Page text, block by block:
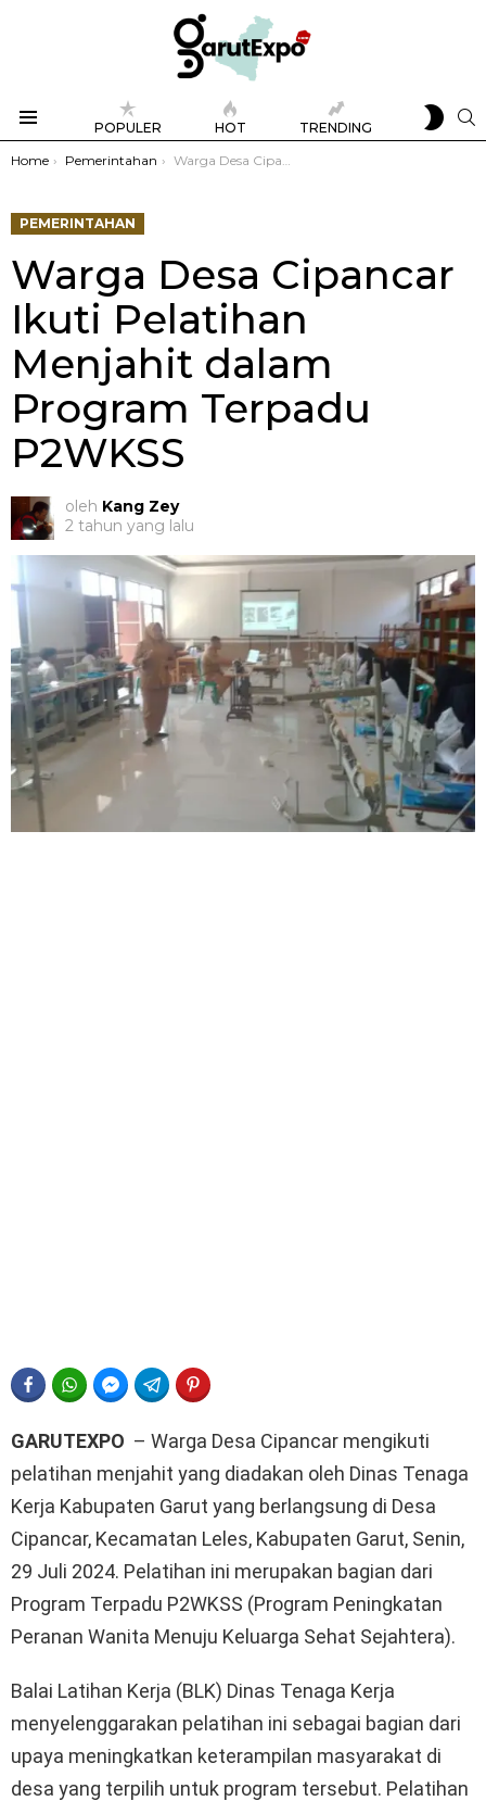
POPULER HOT TRENDING
SKIN
You are here:
Home Pemerintahan Warga Desa Cipancar Ikuti Pelatihan Menjahit dalam Program Terpadu P2WKSS
PEMERINTAHAN
Warga Desa Cipancar
Ikuti Pelatihan
Menjahit dalam
Program Terpadu
P2WKSS
oleh Kang Zey
2 tahun yang lalu
FACEBOOKWHATSAPPFACEBOOK MESSENGER
TELEGRAM
GARUTEXPO – Warga Desa Cipancar mengikuti
pelatihan menjahit yang diadakan oleh Dinas Tenaga
Kerja Kabupaten Garut yang berlangsung di Desa
Cipancar, Kecamatan Leles, Kabupaten Garut, Senin,
29 Juli 2024. Pelatihan ini merupakan bagian dari
Program Terpadu P2WKSS (Program Peningkatan
Peranan Wanita Menuju Keluarga Sehat Sejahtera).
Balai Latihan Kerja (BLK) Dinas Tenaga Kerja
menyelenggarakan pelatihan ini sebagai bagian dari
upaya meningkatkan keterampilan masyarakat di
desa yang terpilih untuk program tersebut. Pelatihan